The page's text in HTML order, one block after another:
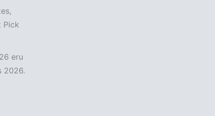
Pick
eru
2026.